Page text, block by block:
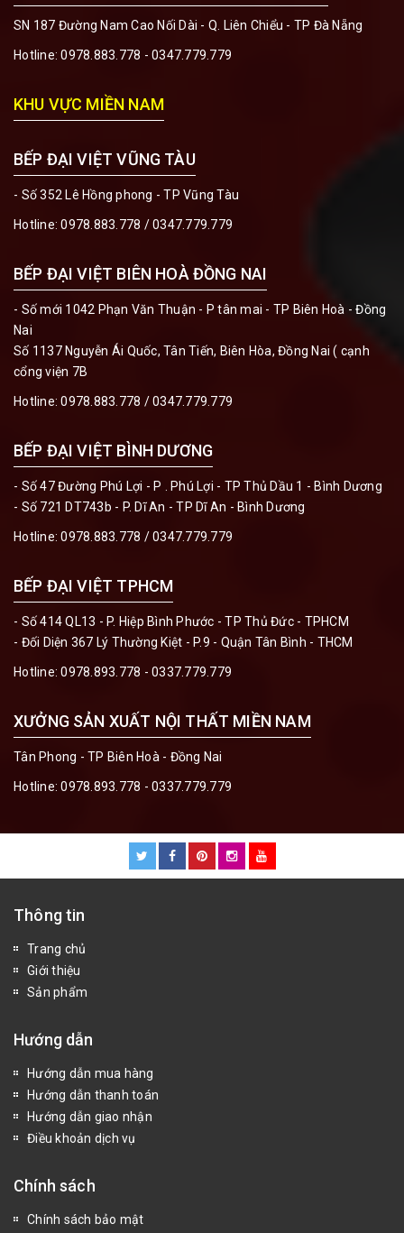
SN 187 Đường Nam Cao Nối Dài - Q. Liên Chiểu - TP Đà Nẵng
Hotline:0978.883.778 - 0347.779.779
KHU VỰC MIỀN NAM
BẾP ĐẠI VIỆT VŨNG TÀU
- Số 352 Lê Hồng phong - TP Vũng Tàu
Hotline:0978.883.778 / 0347.779.779
BẾP ĐẠI VIỆT BIÊN HOÀ ĐỒNG NAI
- Số mới 1042 Phạn Văn Thuận - P tân mai - TP Biên Hoà - Đồng
Nai
Số 1137 Nguyễn Ái Quốc, Tân Tiến, Biên Hòa, Đồng Nai ( cạnh
cổng viện 7B
Hotline:0978.883.778 / 0347.779.779
BẾP ĐẠI VIỆT BÌNH DƯƠNG
- Số 47 Đường Phú Lợi - P . Phú Lợi - TP Thủ Dầu 1 - Bình Dương
- Số 721 DT743b - P. Dĩ An - TP Dĩ An - Bình Dương
Hotline:0978.883.778 / 0347.779.779
BẾP ĐẠI VIỆT TPHCM
- Số 414 QL13 - P. Hiệp Bình Phước - TP Thủ Đức - TPHCM
- Đối Diện 367 Lý Thường Kiệt - P.9 - Quận Tân Bình - THCM
Hotline:0978.893.778 - 0337.779.779
XƯỞNG SẢN XUẤT NỘI THẤT MIỀN NAM
Tân Phong - TP Biên Hoà - Đồng Nai
Hotline:0978.893.778 - 0337.779.779
Thông tin
Trang chủ
Giới thiệu
Sản phẩm
Hướng dẫn
Hướng dẫn mua hàng
Hướng dẫn thanh toán
Hướng dẫn giao nhận
Điều khoản dịch vụ
Chính sách
Chính sách bảo mật